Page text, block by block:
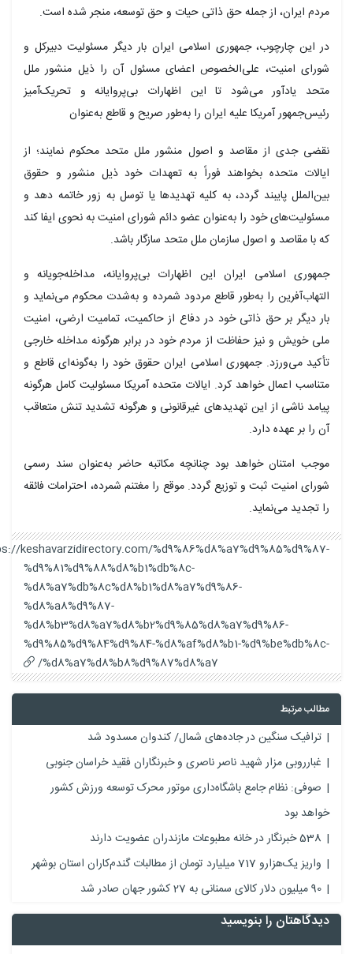
مردم ایران، از جمله حق ذاتی حیات و حق توسعه، منجر شده است.
در این چارچوب، جمهوری اسلامی ایران بار دیگر مسئولیت دبیرکل و
شورای امنیت، علی‌الخصوص اعضای مسئول آن را ذیل منشور ملل
متحد یادآور می‌شود تا این اظهاراتبی‌پروایانهو تحریک‌آمیز
رئیس‌جمهور آمریکا علیه ایران را به‌طور صریح و قاطع به‌عنوان
نقضیجدی از مقاصد و اصول منشور ملل متحد محکوم نمایند؛ از
ایالات متحده بخواهند فوراً به تعهدات خود ذیل منشور و حقوق
بین‌الملل پایبند گردد، به کلیه تهدیدها یا توسل به زور خاتمه دهد و
مسئولیت‌های خود را به‌عنوان عضو دائم شورای امنیت به نحوی ایفا کند
که با مقاصد و اصول سازمان ملل متحد سازگار باشد.
جمهوری اسلامی ایران این اظهاراتبی‌پروایانه، مداخله‌جویانه و
التهاب‌آفرین را به‌طور قاطع مردود شمرده و به‌شدت محکوم می‌نماید و
بار دیگر بر حق ذاتی خود در دفاع از حاکمیت، تمامیت ارضی، امنیت
ملی خویش و نیز حفاظت از مردم خود در برابر هرگونه مداخله خارجی
تأکید می‌ورزد. جمهوری اسلامی ایران حقوق خود را به‌گونه‌ای قاطع و
متناسب اعمال خواهد کرد. ایالات متحده آمریکا مسئولیت کامل هرگونه
پیامد ناشی از این تهدیدهای غیرقانونی و هرگونه تشدید تنش متعاقب
آن را بر عهده دارد.
موجب امتنان خواهد بود چنانچه مکاتبه حاضر به‌عنوان سند رسمی
شورای امنیت ثبت و توزیع گردد. موقع را مغتنم شمرده، احترامات فائقه
را تجدید می‌نماید.
https://keshavarzidirectory.com/%d9%86%d8%a7%d9%85%d9%87-
%d9%81%d9%88%d8%b1%db%8c-
%d8%a7%db%8c%d8%b1%d8%a7%d9%86-
%d8%a8%d9%87-
%d8%b3%d8%a7%d8%b2%d9%85%d8%a7%d9%86-
%d9%85%d9%84%d9%84-%d8%af%d8%b1-%d9%be%db%8c-
%d8%a7%d8%b8%d9%87%d8%a7/
مطالب مرتبط
ترافیک سنگین در جاده‌های شمال/ کندوان مسدود شد
غبارروبی مزار شهید ناصر ناصری و خبرنگاران فقید خراسان جنوبی
صوفی: نظام جامع باشگاه‌داری موتور محرک توسعه ورزش کشور
خواهد بود
538 خبرنگار در خانه مطبوعات مازندران عضویت دارند
واریز یک‌هزارو 717 میلیارد تومان از مطالبات گندم‌کاران استان بوشهر
دیدگاهتان را بنویسید